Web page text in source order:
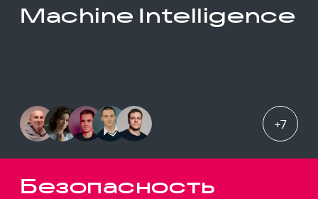
Machine Intelligence
+7
Безопасность